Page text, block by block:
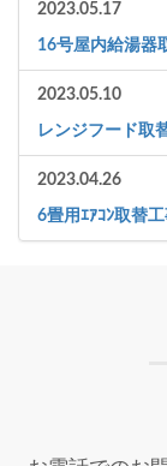
2023.05.17
16号屋内給湯器
2023.05.10
レンジフード取
2023.04.26
6畳用ｴｱｺﾝ取替